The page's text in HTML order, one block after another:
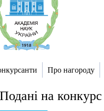
Про нагороду
Подані на